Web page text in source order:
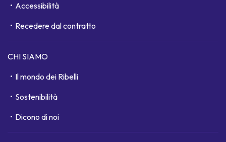
Accessibilità
Recedere dal contratto
CHI SIAMO
Il mondo dei Ribelli
Sostenibilità
Dicono di noi